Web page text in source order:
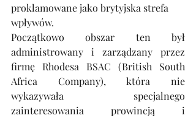
proklamowane jako brytyjska strefa
wpływów.
Początkowo obszar ten był
administrowany i zarządzany przez
firmę Rhodesa BSAC (British South
Africa Company), która nie
wykazywała specjalnego
zainteresowania prowincją i